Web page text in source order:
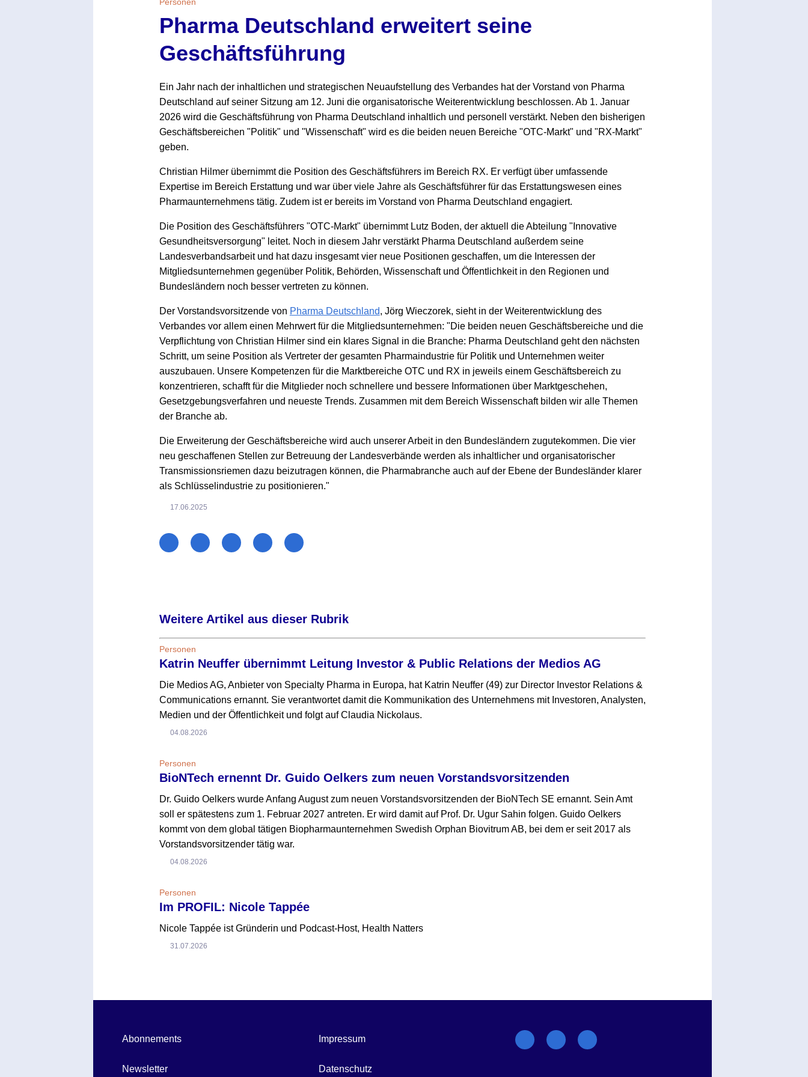
Pharma Deutschland erweitert seine
Geschäftsführung
Ein Jahr nach der inhaltlichen und strategischen Neuaufstellung des Verbandes hat der Vorstand von Pharma
Deutschland auf seiner Sitzung am 12. Juni die organisatorische Weiterentwicklung beschlossen. Ab 1. Januar
2026 wird die Geschäftsführung von Pharma Deutschland inhaltlich und personell verstärkt. Neben den bisherigen
Geschäftsbereichen "Politik" und "Wissenschaft" wird es die beiden neuen Bereiche "OTC-Markt" und "RX-Markt"
geben.
Christian Hilmer übernimmt die Position des Geschäftsführers im Bereich RX. Er verfügt über umfassende
Expertise im Bereich Erstattung und war über viele Jahre als Geschäftsführer für das Erstattungswesen eines
Pharmaunternehmens tätig. Zudem ist er bereits im Vorstand von Pharma Deutschland engagiert.
Die Position des Geschäftsführers "OTC-Markt" übernimmt Lutz Boden, der aktuell die Abteilung "Innovative
Gesundheitsversorgung" leitet. Noch in diesem Jahr verstärkt Pharma Deutschland außerdem seine
Landesverbandsarbeit und hat dazu insgesamt vier neue Positionen geschaffen, um die Interessen der
Mitgliedsunternehmen gegenüber Politik, Behörden, Wissenschaft und Öffentlichkeit in den Regionen und
Bundesländern noch besser vertreten zu können.
Der Vorstandsvorsitzende von Pharma Deutschland, Jörg Wieczorek, sieht in der Weiterentwicklung des
Verbandes vor allem einen Mehrwert für die Mitgliedsunternehmen: "Die beiden neuen Geschäftsbereiche und die
Verpflichtung von Christian Hilmer sind ein klares Signal in die Branche: Pharma Deutschland geht den nächsten
Schritt, um seine Position als Vertreter der gesamten Pharmaindustrie für Politik und Unternehmen weiter
auszubauen. Unsere Kompetenzen für die Marktbereiche OTC und RX in jeweils einem Geschäftsbereich zu
konzentrieren, schafft für die Mitglieder noch schnellere und bessere Informationen über Marktgeschehen,
Gesetzgebungsverfahren und neueste Trends. Zusammen mit dem Bereich Wissenschaft bilden wir alle Themen
der Branche ab.
Die Erweiterung der Geschäftsbereiche wird auch unserer Arbeit in den Bundesländern zugutekommen. Die vier
neu geschaffenen Stellen zur Betreuung der Landesverbände werden als inhaltlicher und organisatorischer
Transmissionsriemen dazu beizutragen können, die Pharmabranche auch auf der Ebene der Bundesländer klarer
als Schlüsselindustrie zu positionieren."
17.06.2025
Weitere Artikel aus dieser Rubrik
Personen
Katrin Neuffer übernimmt Leitung Investor & Public Relations der Medios AG
Die Medios AG, Anbieter von Specialty Pharma in Europa, hat Katrin Neuffer (49) zur Director Investor Relations &
Communications ernannt. Sie verantwortet damit die Kommunikation des Unternehmens mit Investoren, Analysten,
Medien und der Öffentlichkeit und folgt auf Claudia Nickolaus.
04.08.2026
Personen
BioNTech ernennt Dr. Guido Oelkers zum neuen Vorstandsvorsitzenden
Dr. Guido Oelkers wurde Anfang August zum neuen Vorstandsvorsitzenden der BioNTech SE ernannt. Sein Amt
soll er spätestens zum 1. Februar 2027 antreten. Er wird damit auf Prof. Dr. Ugur Sahin folgen. Guido Oelkers
kommt von dem global tätigen Biopharmaunternehmen Swedish Orphan Biovitrum AB, bei dem er seit 2017 als
Vorstandsvorsitzender tätig war.
04.08.2026
Personen
Im PROFIL: Nicole Tappée
Nicole Tappée ist Gründerin und Podcast-Host, Health Natters
31.07.2026
Abonnements
Newsletter
Impressum
Datenschutz